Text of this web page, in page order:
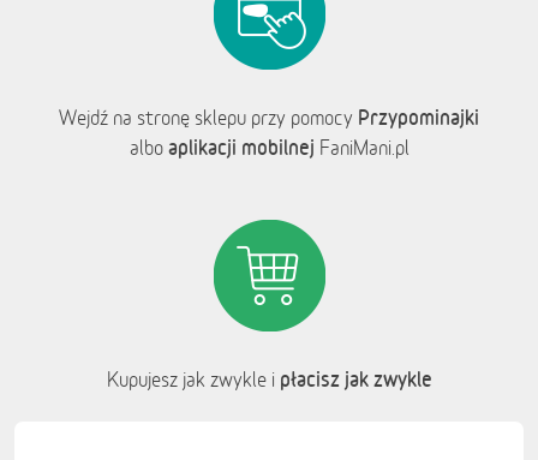
Wejdź na stronę sklepu przy pomocy Przypominajki
albo aplikacji mobilnej FaniMani.pl
Kupujesz jak zwykle i płacisz jak zwykle